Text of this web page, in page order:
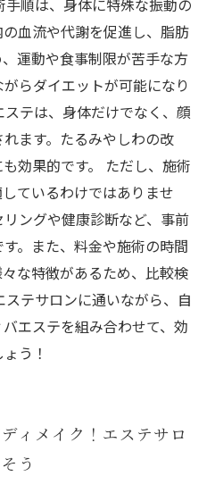
順は、身体に特殊な振動の
血流や代謝を促進し、脂肪
運動や食事制限が苦手な方
らダイエットが可能になり
ステは、身体だけでなく、顔
ます。たるみやしわの改
効果的です。 ただし、施術
ているわけではありませ
ングや健康診断など、事前
。また、料金や施術の時間
な特徴があるため、比較検
テサロンに通いながら、自
エステを組み合わせて、効
う！
ィメイク！エステサロ
う